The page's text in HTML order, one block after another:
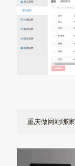
重庆做网站哪